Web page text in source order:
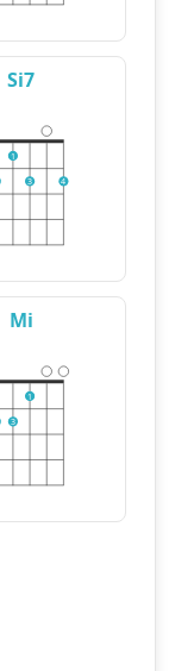
Si7
1
3 4
Mi
3
1